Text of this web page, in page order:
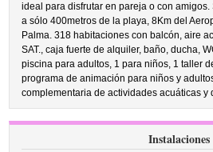
ideal para disfrutar en pareja o con
a sólo 400metros de la playa, 8Km del
Palma. 318 habitaciones con balcón, aire
SAT., caja fuerte de alquiler, baño, ducha,
piscina para adultos, 1 para niños, 1 taller
programa de animación para niños y
complementaria de actividades acuáticas y
Instalaciones